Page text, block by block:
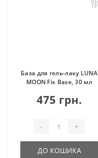
База для гель-лаку LUNA
MOON Fix Base, 30 мл
475 грн.
- +
ДО КОШИКА